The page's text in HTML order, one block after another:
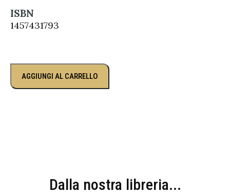
ISBN
1457431793
AGGIUNGI AL CARRELLO
Dalla nostra libreria...